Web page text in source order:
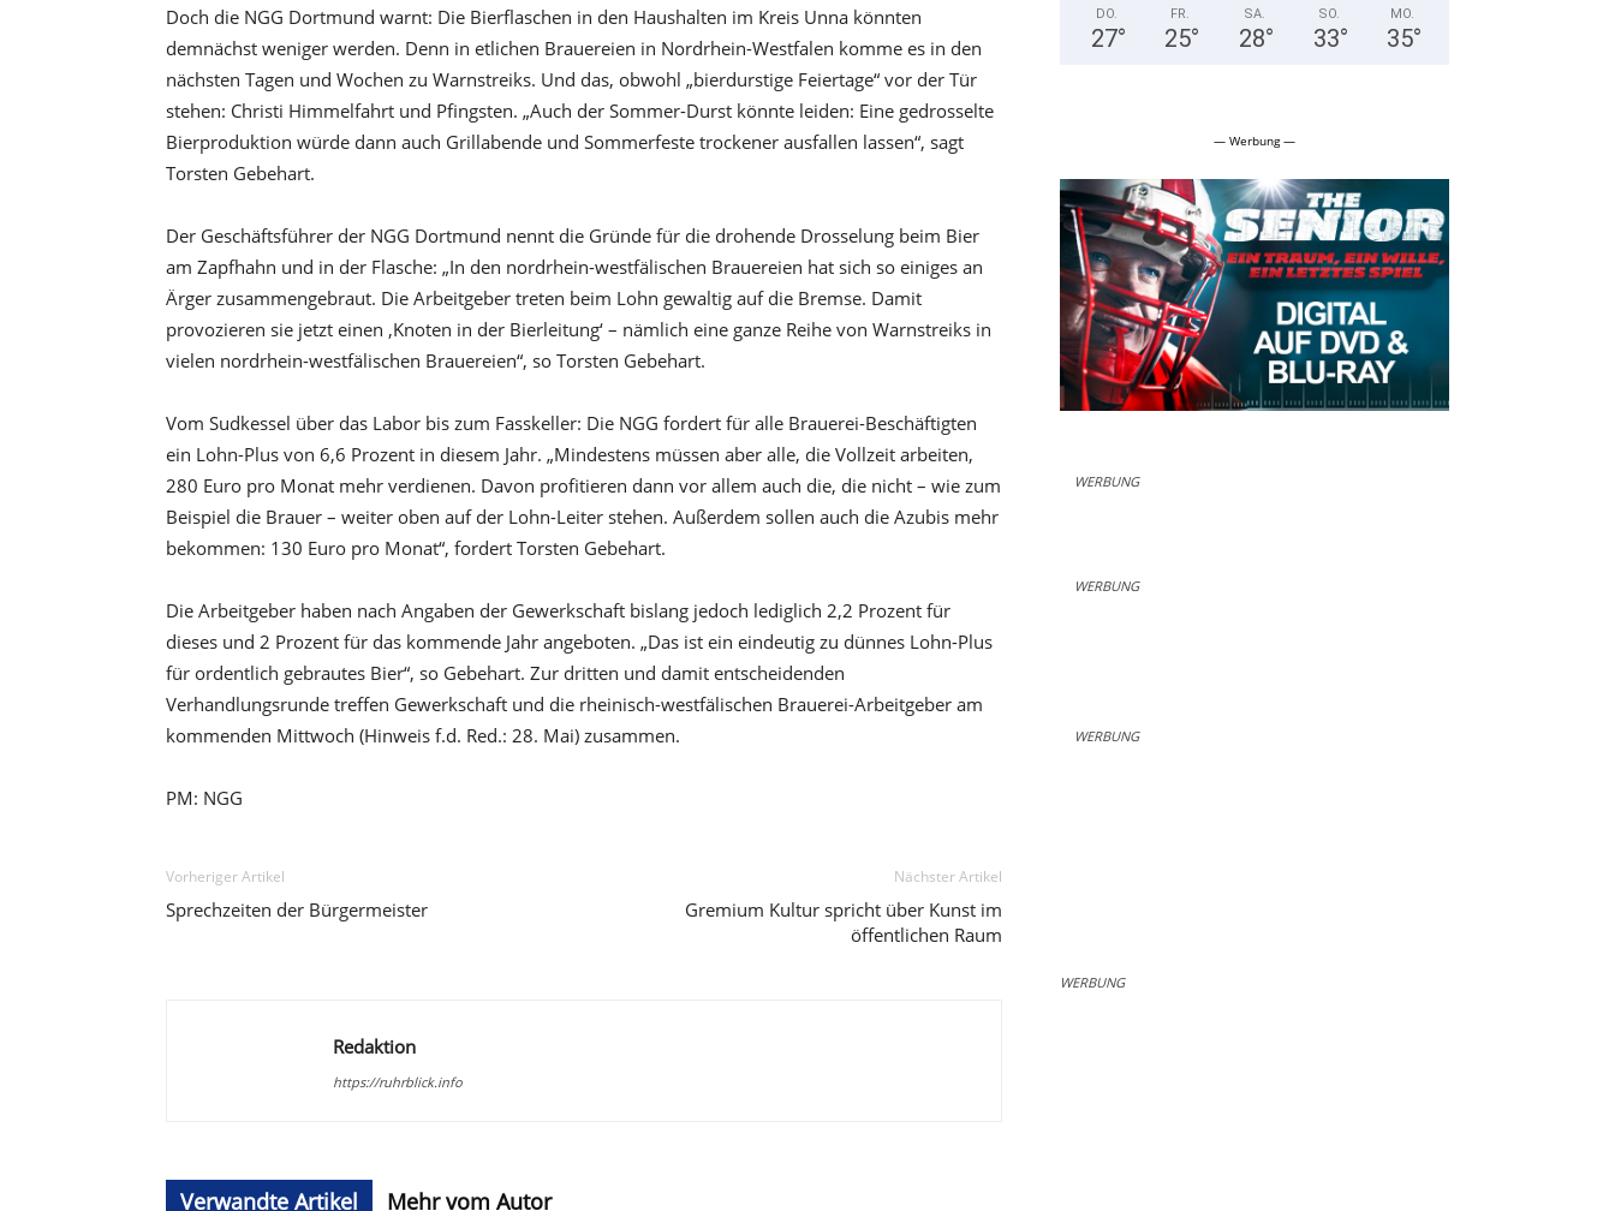
Doch die NGG Dortmund warnt: Die Bierflaschen in den Haushalten im Kreis Unna könnten
demnächst weniger werden. Denn in etlichen Brauereien in Nordrhein-Westfalen komme es in den
nächsten Tagen und Wochen zu Warnstreiks. Und das, obwohl „bierdurstige Feiertage“ vor der Tür
stehen: Christi Himmelfahrt und Pfingsten. „Auch der Sommer-Durst könnte leiden: Eine gedrosselte
Bierproduktion würde dann auch Grillabende und Sommerfeste trockener ausfallen lassen“, sagt
Torsten Gebehart.
Der Geschäftsführer der NGG Dortmund nennt die Gründe für die drohende Drosselung beim Bier
am Zapfhahn und in der Flasche: „In den nordrhein-westfälischen Brauereien hat sich so einiges an
Ärger zusammengebraut. Die Arbeitgeber treten beim Lohn gewaltig auf die Bremse. Damit
provozieren sie jetzt einen ‚Knoten in der Bierleitung‘ – nämlich eine ganze Reihe von Warnstreiks in
vielen nordrhein-westfälischen Brauereien“, so Torsten Gebehart.
Vom Sudkessel über das Labor bis zum Fasskeller: Die NGG fordert für alle Brauerei-Beschäftigten
ein Lohn-Plus von 6,6 Prozent in diesem Jahr. „Mindestens müssen aber alle, die Vollzeit arbeiten,
280 Euro pro Monat mehr verdienen. Davon profitieren dann vor allem auch die, die nicht – wie zum
Beispiel die Brauer – weiter oben auf der Lohn-Leiter stehen. Außerdem sollen auch die Azubis mehr
bekommen: 130 Euro pro Monat“, fordert Torsten Gebehart.
Die Arbeitgeber haben nach Angaben der Gewerkschaft bislang jedoch lediglich 2,2 Prozent für
dieses und 2 Prozent für das kommende Jahr angeboten. „Das ist ein eindeutig zu dünnes Lohn-Plus
für ordentlich gebrautes Bier“, so Gebehart. Zur dritten und damit entscheidenden
Verhandlungsrunde treffen Gewerkschaft und die rheinisch-westfälischen Brauerei-Arbeitgeber am
kommenden Mittwoch (Hinweis f.d. Red.: 28. Mai) zusammen.
PM: NGG
Vorheriger Artikel
Sprechzeiten der Bürgermeister
Nächster Artikel
Gremium Kultur spricht über Kunst im
öffentlichen Raum
Redaktion
https://ruhrblick.info
Verwandte Artikel Mehr vom Autor
DO.
27°
FR.
25°
SA.
28°
SO.
33°
MO.
35°
— Werbung —
WERBUNG
WERBUNG
WERBUNG
WERBUNG